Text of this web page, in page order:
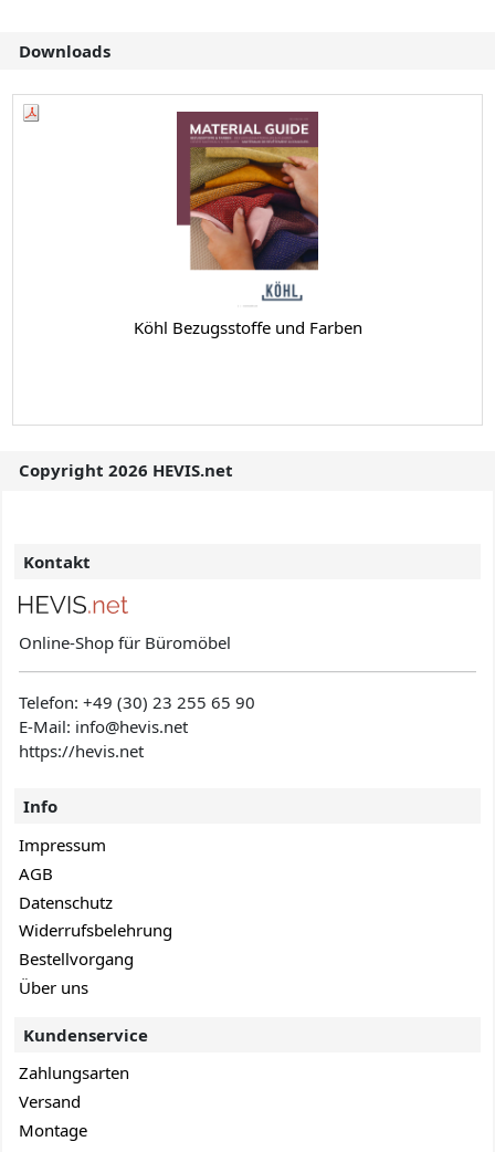
Downloads
Köhl Bezugsstoffe und Farben
Copyright 2026 HEVIS.net
Kontakt
Online-Shop für Büromöbel
Telefon:+49 (30) 23 255 65 90
E-Mail: info@hevis.net
https://hevis.net
Info
Impressum
AGB
Datenschutz
Widerrufsbelehrung
Bestellvorgang
Über uns
Kundenservice
Zahlungsarten
Versand
Montage